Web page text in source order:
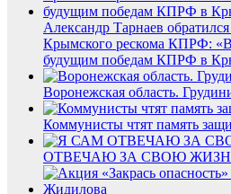
Александр Тарнаев
Крымского рескома КПРФ:
будущим победам КПРФ в
Воронежская область.
Коммунисты чтят память
ОТВЕЧАЮ ЗА СВОЮ